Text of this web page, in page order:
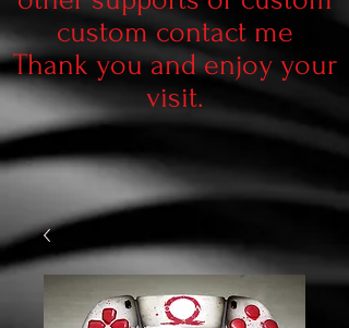
custom contact me
Thank you and enjoy your
visit.